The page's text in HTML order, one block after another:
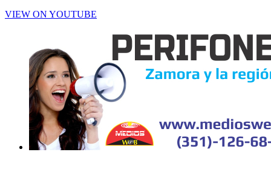
VIEW ON YOUTUBE